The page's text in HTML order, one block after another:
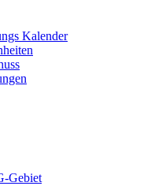
Kalender
Gebiet